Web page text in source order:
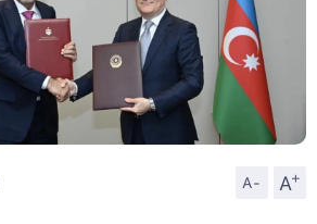
A- A
+